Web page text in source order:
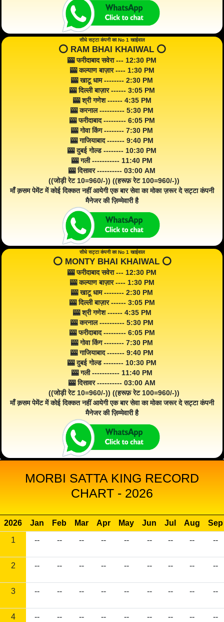
सीधे सट्टा कंपनी का No 1 खाईवाल
⭕️ RAM BHAI KHAIWAL ⭕️
🎰 फरीदाबाद सवेरा --- 12:30 PM
🎰 कल्याण बाज़ार ---- 1:30 PM
🎰 खाटू धाम -------- 2:30 PM
🎰 दिल्ली बाज़ार ------ 3:05 PM
🎰 श्री गणेश ------ 4:35 PM
🎰 करनाल ---------- 5:30 PM
🎰 फरीदाबाद --------- 6:05 PM
🎰 गोवा किंग -------- 7:30 PM
🎰 गाजियाबाद ------- 9:40 PM
🎰 दुबई गोल्ड -------- 10:30 PM
🎰 गली ----------- 11:40 PM
🎰 दिसावर ---------- 03:00 AM
((जोड़ी रेट 10=960/-)) ((हरूफ़ रेट 100=960/-))
माँ क़सम पेमेंट में कोई दिक्कत नहीं आयेगी एक बार सेवा का मोका ज़रूर दे सट्टा कंपनी
मैनेजर की ज़िम्मेवारी है
सीधे सट्टा कंपनी का No 1 खाईवाल
⭕️ MONTY BHAI KHAIWAL ⭕️
🎰 फरीदाबाद सवेरा --- 12:30 PM
🎰 कल्याण बाज़ार ---- 1:30 PM
🎰 खाटू धाम -------- 2:30 PM
🎰 दिल्ली बाज़ार ------ 3:05 PM
🎰 श्री गणेश ------ 4:35 PM
🎰 करनाल ---------- 5:30 PM
🎰 फरीदाबाद --------- 6:05 PM
🎰 गोवा किंग -------- 7:30 PM
🎰 गाजियाबाद ------- 9:40 PM
🎰 दुबई गोल्ड -------- 10:30 PM
🎰 गली ----------- 11:40 PM
🎰 दिसावर ---------- 03:00 AM
((जोड़ी रेट 10=960/-)) ((हरूफ़ रेट 100=960/-))
माँ क़सम पेमेंट में कोई दिक्कत नहीं आयेगी एक बार सेवा का मोका जरूर दे सट्टा कंपनी
मैनेजर की ज़िम्मेवारी है
MORBI SATTA KING RECORD
CHART - 2026
2026 Jan Feb Mar Apr May Jun Jul Aug
Sep
1
-- -- -- -- -- -- -- -- --
2 -- -- -- -- -- -- -- -- --
3 -- -- -- -- -- -- -- -- --
4 -- -- -- -- -- -- -- -- --